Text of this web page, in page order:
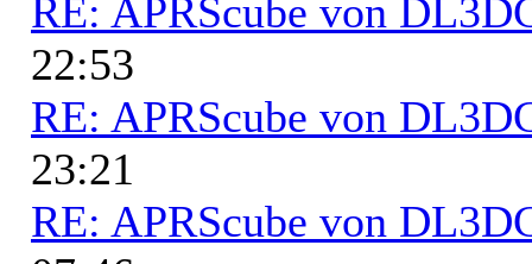
RE: APRScube von
22:53
RE: APRScube von
23:21
RE: APRScube von